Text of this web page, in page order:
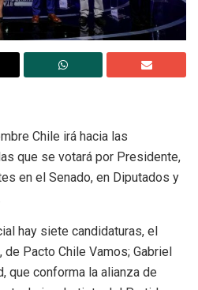
Chile irá hacia las
que se votará por Presidente,
en el Senado, en Diputados y
hay siete candidaturas, el
Pacto Chile Vamos; Gabriel
que conforma la alianza de